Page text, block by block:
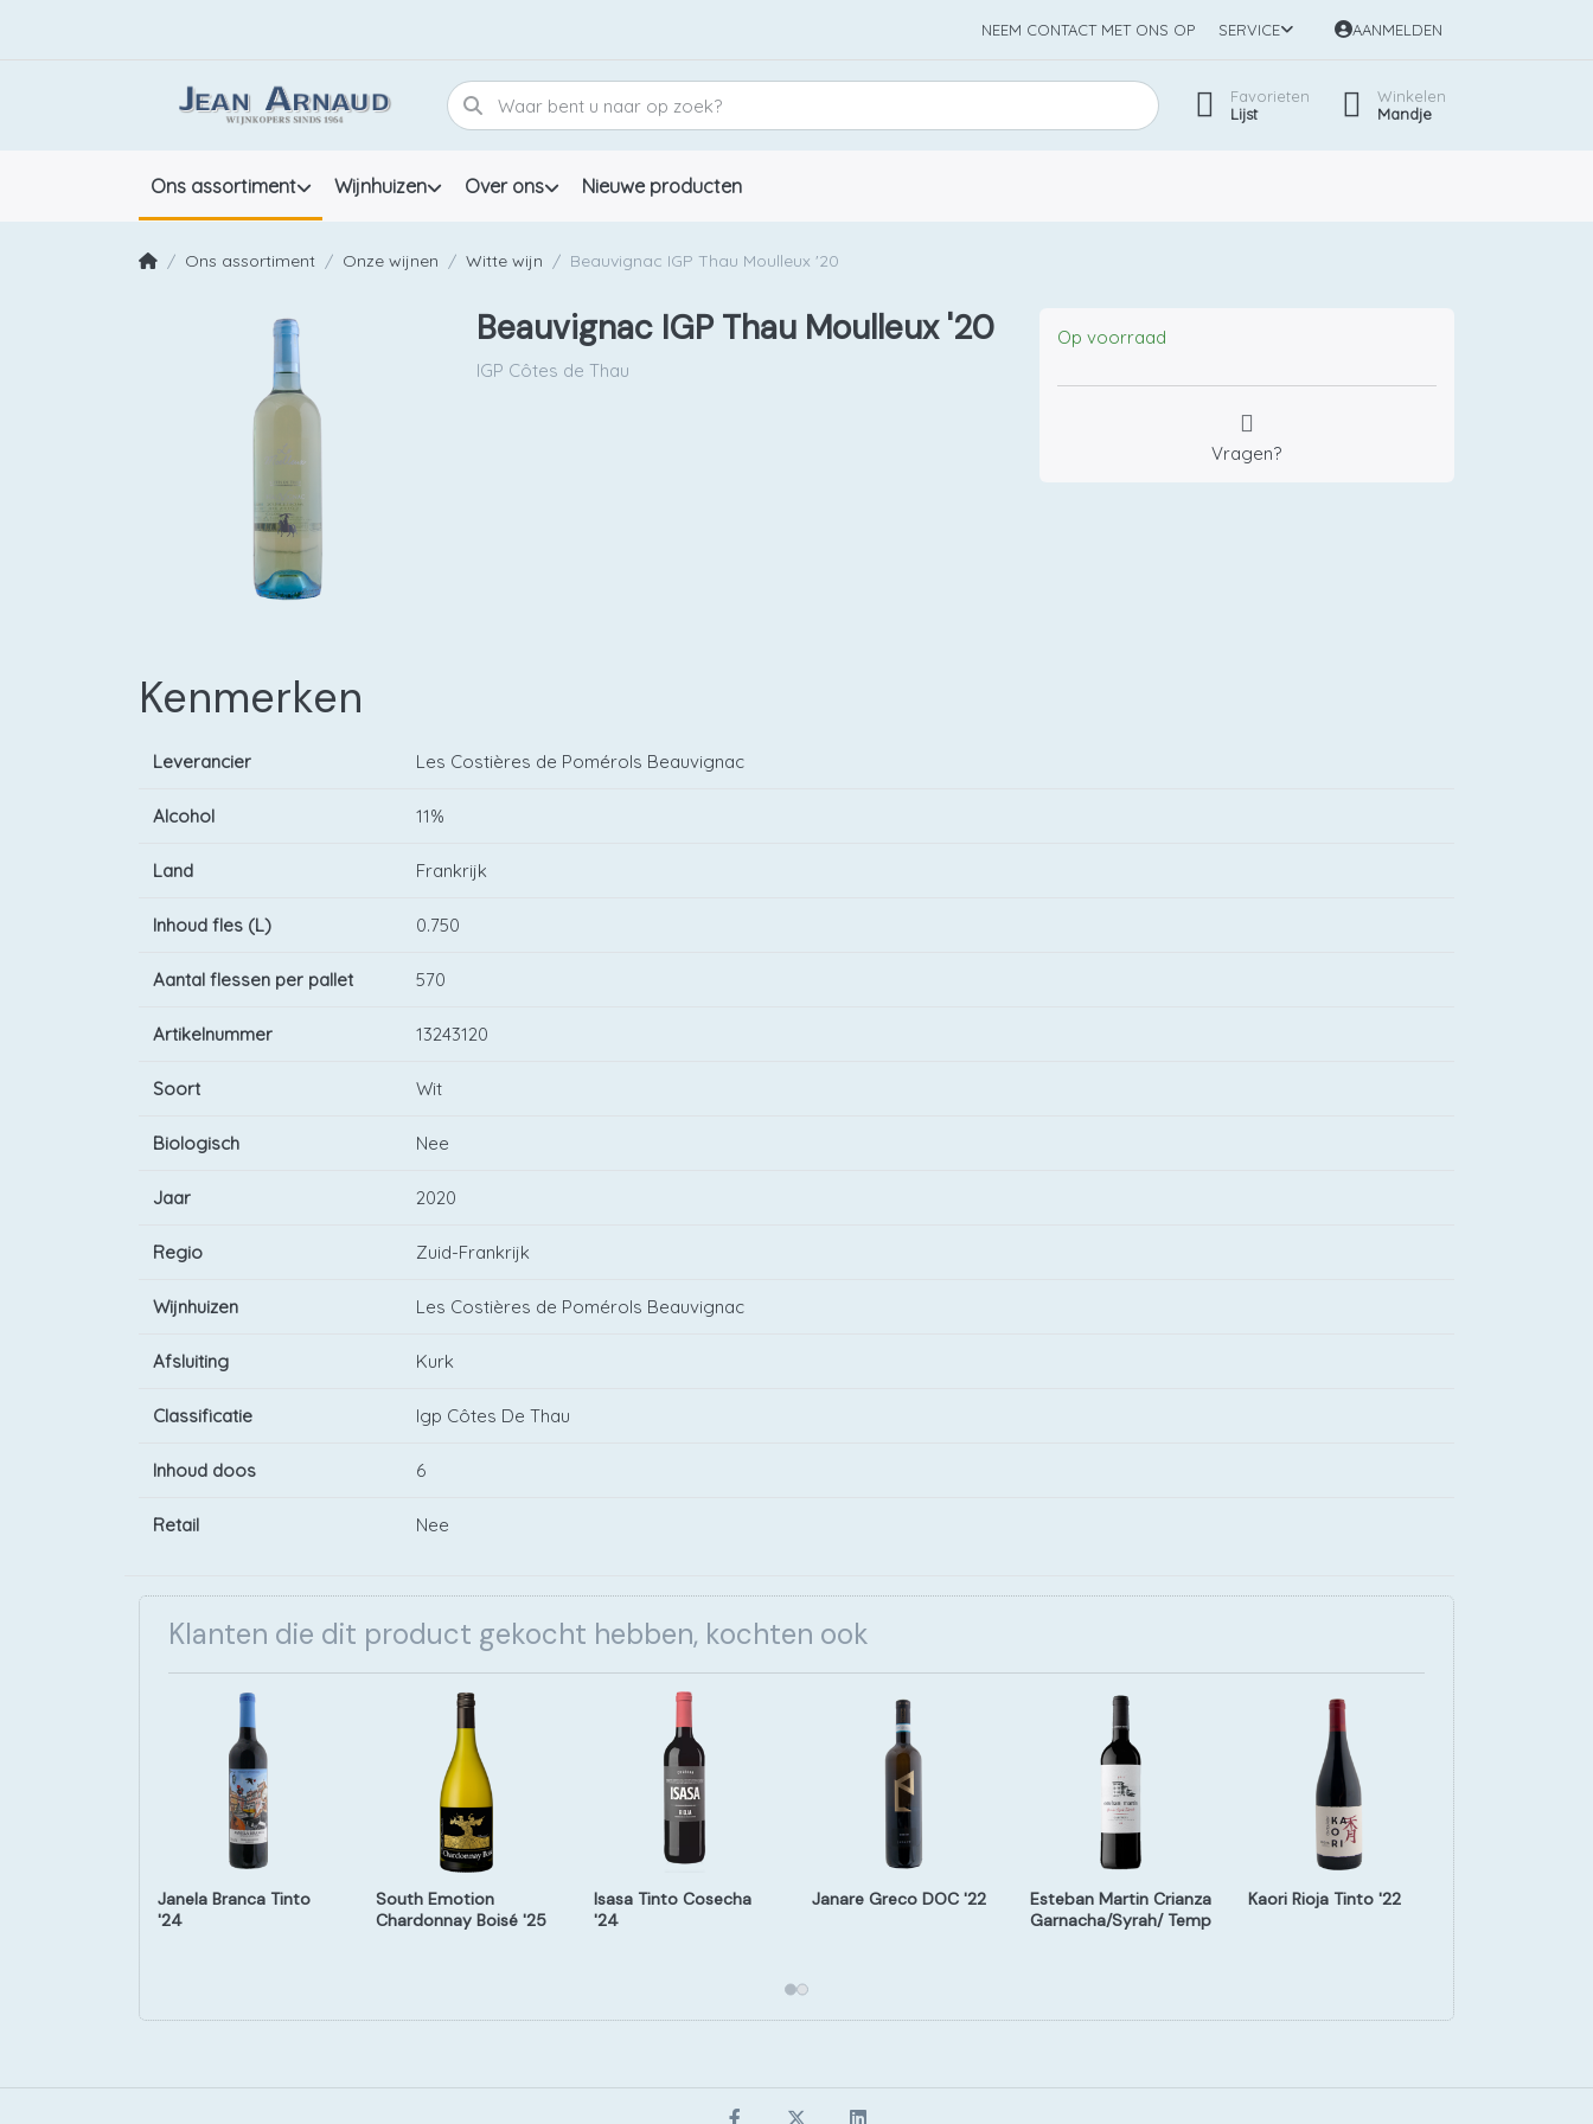
NEEM CONTACT MET ONS OP SERVICE AANMELDEN
Favorieten
Lijst
Winkelen
Mandje
Ons assortiment Wijnhuizen Over ons Nieuwe producten
Ons assortiment Onze wijnen Witte wijn Beauvignac IGP Thau Moulleux '20
Beauvignac IGP Thau Moulleux '20
IGP Côtes de Thau
Op voorraad
Vragen?
Kenmerken
Leverancier Les Costières de Pomérols Beauvignac
Alcohol 11%
Land Frankrijk
Inhoud fles (L) 0.750
Aantal flessen per pallet 570
Artikelnummer 13243120
Soort Wit
Biologisch Nee
Jaar 2020
Regio Zuid-Frankrijk
Wijnhuizen Les Costières de Pomérols Beauvignac
Afsluiting Kurk
Classificatie Igp Côtes De Thau
Inhoud doos 6
Retail Nee
Klanten die dit product gekocht hebben, kochten ook
Janela Branca Tinto
'24
South Emotion
Chardonnay Boisé '25
Isasa Tinto Cosecha
'24
Janare Greco DOC '22
Esteban Martin Crianza
Garnacha/Syrah/ Temp
Kaori Rioja Tinto '22